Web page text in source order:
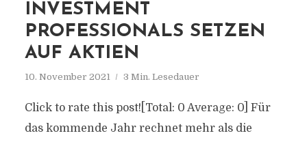
INVESTMENT
PROFESSIONALS SETZEN
AUF AKTIEN
10. November 2021 3 Min. Lesedauer
Click to rate this post![Total: 0 Average: 0] Für
das kommende Jahr rechnet mehr als die